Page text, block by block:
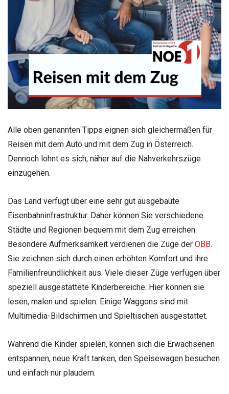
Alle oben genannten Tipps eignen sich gleichermaßen für
Reisen mit dem Auto und mit dem Zug in Österreich.
Dennoch lohnt es sich, näher auf die Nahverkehrszüge
einzugehen.
Das Land verfügt über eine sehr gut ausgebaute
Eisenbahninfrastruktur. Daher können Sie verschiedene
Städte und Regionen bequem mit dem Zug erreichen.
Besondere Aufmerksamkeit verdienen die Züge der OBB.
Sie zeichnen sich durch einen erhöhten Komfort und ihre
Familienfreundlichkeit aus. Viele dieser Züge verfügen über
speziell ausgestattete Kinderbereiche. Hier können sie
lesen, malen und spielen. Einige Waggons sind mit
Multimedia-Bildschirmen und Spieltischen ausgestattet.
Während die Kinder spielen, können sich die Erwachsenen
entspannen, neue Kraft tanken, den Speisewagen besuchen
und einfach nur plaudern.